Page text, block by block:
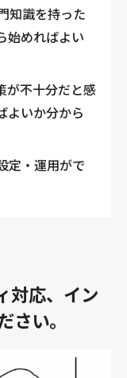
知識を持った
始めればよい
が不十分だと感
よいか分から
定・運用がで
対応、イン
さい。